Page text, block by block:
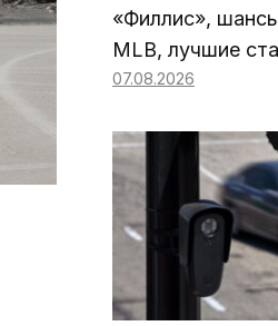
«Филлис»,
MLB, лучшие
07.08.2026